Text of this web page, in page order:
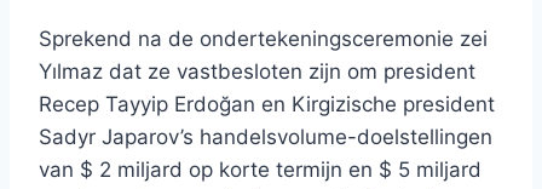
Sprekend na de ondertekeningsceremonie zei
Yılmaz dat ze vastbesloten zijn om president
Recep Tayyip Erdoğan en Kirgizische president
Sadyr Japarov’s handelsvolume-doelstellingen
van $ 2 miljard op korte termijn en $ 5 miljard